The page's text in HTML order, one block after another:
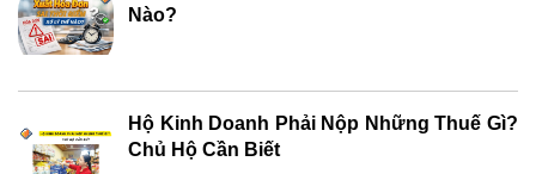
Nào?
Hộ Kinh Doanh Phải Nộp Những Thuế Gì?
Chủ Hộ Cần Biết